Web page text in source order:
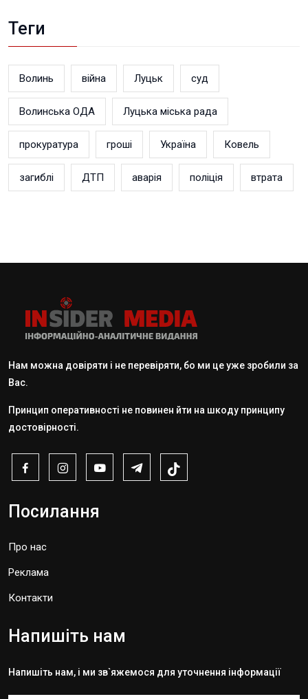
Теги
Волинь війна Луцьк суд
Волинська ОДА Луцька міська рада
прокуратура гроші Україна Ковель
загиблі ДТП аварія поліція втрата
Нам можна довіряти і не перевіряти, бо ми це уже зробили за
Вас.
Принцип оперативності не повинен йти на шкоду принципу
достовірності.
Посилання
Про нас
Реклама
Контакти
Напишіть нам
Напишіть нам, і ми зв`яжемося для уточнення інформації